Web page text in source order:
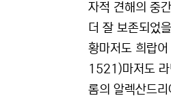
자적 견해의 중
더 잘 보존되었
황마저도 희랍
1521)마저도 라
롬의 알렉산드